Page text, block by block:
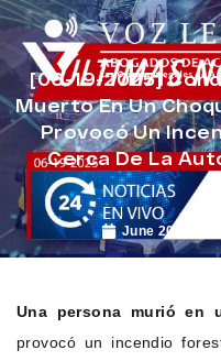
[06-19-2025]
Muerto En Un
Provocó Un
Cerca De La
June 20, 2025
Una persona murió en
provocó un incendio